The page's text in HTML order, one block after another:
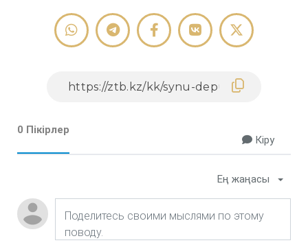
0 Пікірлер
Кіру
Ең жаңасы